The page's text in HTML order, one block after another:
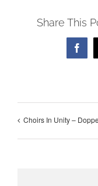
Share This
Choirs In Unity –